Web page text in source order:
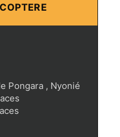
Pongara , Nyonié